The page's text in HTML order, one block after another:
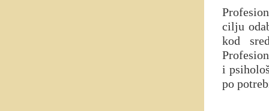
cilju
kod
i
po